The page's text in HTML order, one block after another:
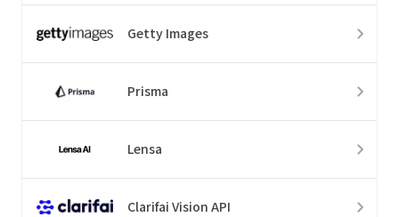
Getty Images
Prisma
Lensa
Clarifai Vision API